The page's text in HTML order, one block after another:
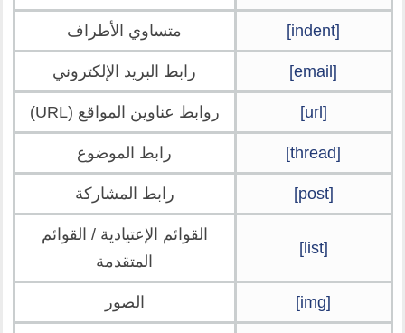
[indent] متساوي الأطراف
[email] رابط البريد الإلكتروني
[url] روابط عناوين المواقع (URL)
[thread] رابط الموضوع
[post] رابط المشاركة
[list]
القوائم الإعتيادية / القوائم
المتقدمة
[img] الصور